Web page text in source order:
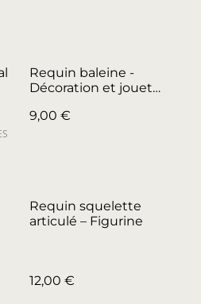
Requin baleine -
Décoration et jouet
9,00 €
Requin squelette
articulé – Figurine
12,00 €